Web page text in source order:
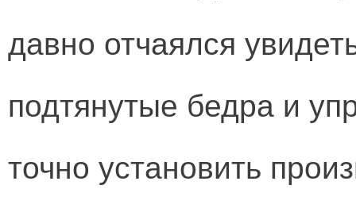
давно отчаялся
подтянутые бедра и
точно установить